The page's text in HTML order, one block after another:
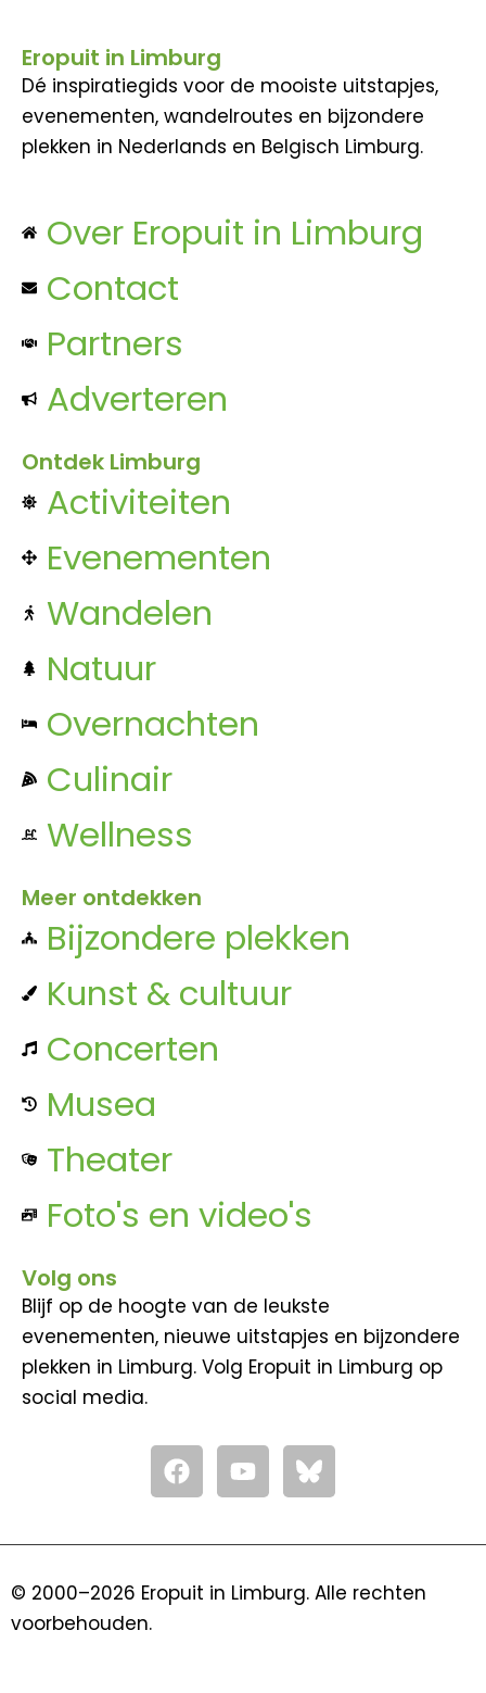
Eropuit in Limburg
Dé inspiratiegids voor de mooiste uitstapjes,
evenementen, wandelroutes en bijzondere
plekken in Nederlands en Belgisch Limburg.
Over Eropuit in Limburg
Contact
Partners
Adverteren
Ontdek Limburg
Activiteiten
Evenementen
Wandelen
Natuur
Overnachten
Culinair
Wellness
Meer ontdekken
Bijzondere plekken
Kunst & cultuur
Concerten
Musea
Theater
Foto's en video's
Volg ons
Blijf op de hoogte van de leukste
evenementen, nieuwe uitstapjes en bijzondere
plekken in Limburg. Volg Eropuit in Limburg op
social media.
F
a
c
o
Y
o
u
b
© 2000–2026 Eropuit in Limburg. Alle rechten
voorbehouden.